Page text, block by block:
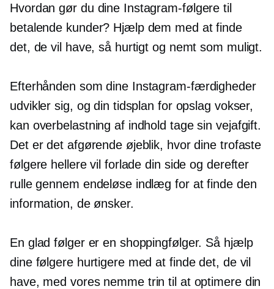
Hvordan gør du dine Instagram-følgere til
betalende kunder? Hjælp dem med at finde
det, de vil have, så hurtigt og nemt som muligt.
Efterhånden som dine Instagram-færdigheder
udvikler sig, og din tidsplan for opslag vokser,
kan overbelastning af indhold tage sin vejafgift.
Det er det afgørende øjeblik, hvor dine trofaste
følgere hellere vil forlade din side og derefter
rulle gennem endeløse indlæg for at finde den
information, de ønsker.
En glad følger er en shoppingfølger. Så hjælp
dine følgere hurtigere med at finde det, de vil
have, med vores nemme trin til at optimere din